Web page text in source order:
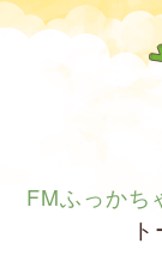
FMふっかち